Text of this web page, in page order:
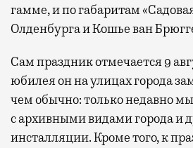
гамме, и по габаритам
Олденбурга и Кошье ван
Сам праздник отмечается 9
юбилея он на улицах города
чем обычно: только недавно мы
с архивными видами города и
инсталляции. Кроме того, к